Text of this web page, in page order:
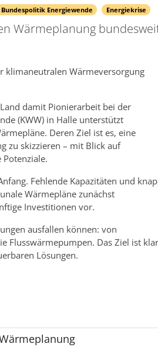
Bundespolitik Energiewende Energiekrise
Wärmeplanung
klimaneutralen Wärmeversorgung
damit Pionierarbeit bei der
(KWW) in Halle unterstützt
Deren Ziel ist es, eine
zu skizzieren – mit Blick auf
Fehlende Kapazitäten und
Wärmepläne zunächst
Investitionen vor.
ausfallen können: von
Flusswärmepumpen. Das Ziel ist
Lösungen.